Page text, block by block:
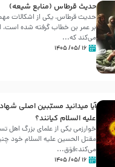
حدیث قرطاس (منابع شیعه)
حدیث قرطاس، یکی از اشکالات
بر عمر بن خطاب گرفته شده است،
می‌کند که...
۱۶ /۰۵/ ۱۴۰۵
آیا میدانید مسبّبین اصلی
علیه ‌السلام کیانند؟
خوارزمی یکی از علمای بزرگ اهل
مقتل الحسین علیه ‌السلام خود
می‌کند:فوَق...
۱۶ /۰۵/ ۱۴۰۵